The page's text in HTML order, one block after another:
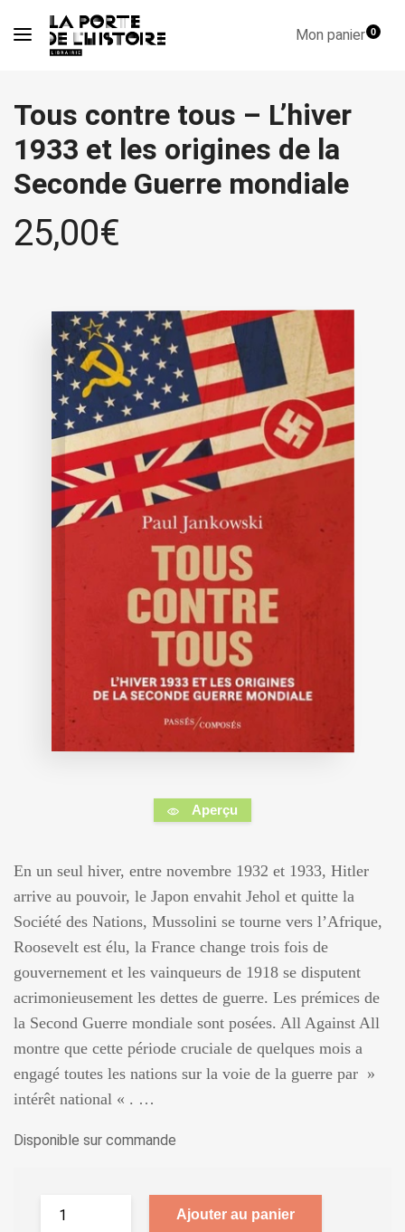
Mon panier0
Tous contre tous – L’hiver
1933 et les origines de la
Seconde Guerre mondiale
25,00€
Aperçu
En un seul hiver, entre novembre 1932 et 1933, Hitler
arrive au pouvoir, le Japon envahit Jehol et quitte la
Société des Nations, Mussolini se tourne vers l’Afrique,
Roosevelt est élu, la France change trois fois de
gouvernement et les vainqueurs de 1918 se disputent
acrimonieusement les dettes de guerre. Les prémices de
la Second Guerre mondiale sont posées. All Against All
montre que cette période cruciale de quelques mois a
engagé toutes les nations sur la voie de la guerre par »
intérêt national « . …
Disponible sur commande
Ajouter au panier